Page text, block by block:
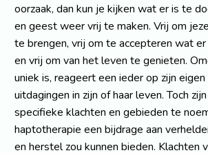
oorzaak, dan kun je kijken wat er is te
en geest weer vrij te maken. Vrij om
te brengen, vrij om te accepteren wat
en vrij om van het leven te genieten.
uniek is, reageert een ieder op zijn
uitdagingen in zijn of haar leven. Toch
specifieke klachten en gebieden te
haptotherapie een bijdrage aan
en herstel zou kunnen bieden. Klachten